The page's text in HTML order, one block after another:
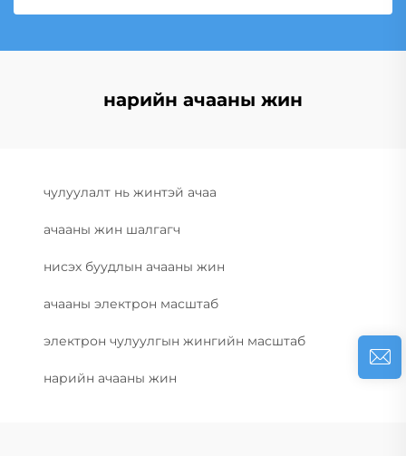
нарийн ачааны жин
чулуулалт нь жинтэй ачаа
ачааны жин шалгагч
нисэх буудлын ачааны жин
ачааны электрон масштаб
электрон чулуулгын жингийн масштаб
нарийн ачааны жин